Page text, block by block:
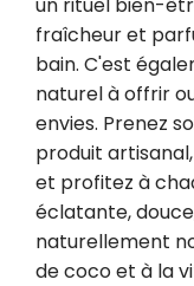
fraîcheur et
bain. C'est
naturel à offrir
envies. Prenez
produit
et profitez à
éclatante,
naturellement
de coco et à la